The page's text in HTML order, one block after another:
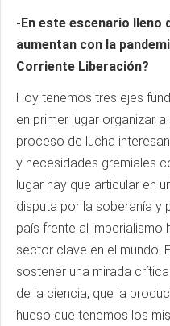
-En este escenario lleno
aumentan con la
Corriente Liberación?
Hoy tenemos tres ejes
en primer lugar organizar
proceso de lucha
y necesidades gremiales
lugar hay que articular en
disputa por la soberanía y
país frente al imperialismo
sector clave en el mundo.
sostener una mirada
de la ciencia, que la
hueso que tenemos los